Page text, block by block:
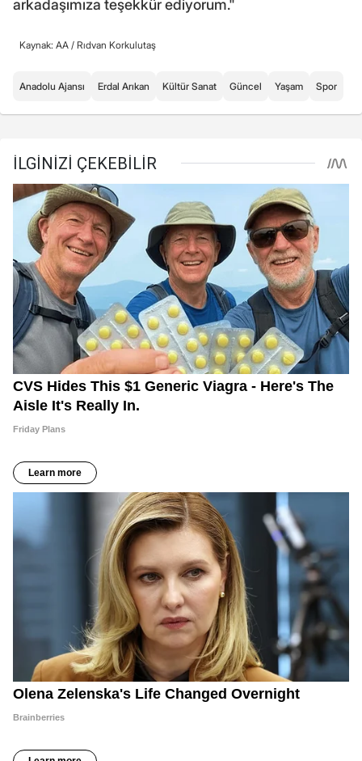
arkadaşımıza teşekkür ediyorum."
Kaynak: AA / Rıdvan Korkulutaş
Anadolu Ajansı Erdal Arıkan Kültür Sanat Güncel Yaşam Spor